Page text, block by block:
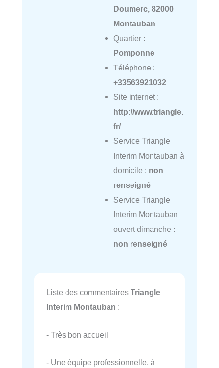
Doumerc, 82000
Montauban
Quartier :
Pomponne
Téléphone :
+33563921032
Site internet :
http://www.triangle.
fr/
Service Triangle
Interim Montauban à
domicile : non
renseigné
Service Triangle
Interim Montauban
ouvert dimanche :
non renseigné
Liste des commentaires Triangle
Interim Montauban :
- Très bon accueil.
- Une équipe professionnelle, à